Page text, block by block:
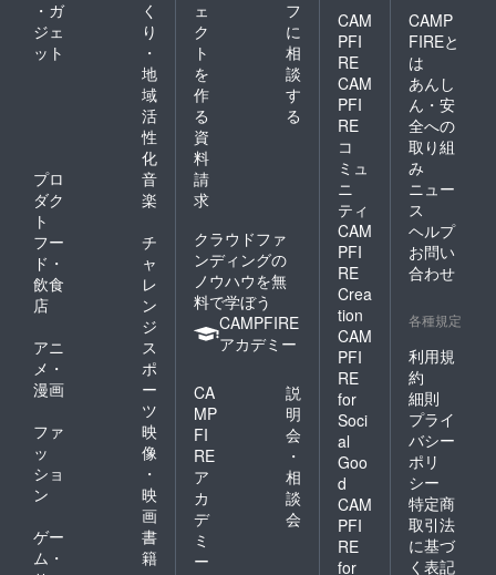
入り）
用紙に
は、全
てマイ
クロミ
シン加
工が施
されて
おり簡
単に切
り取る
ことが
できま
す。 ・
Refill：
枚（１
枚目の
み柄が
入り）※
色は、
何が届
くかお
楽しみ
です。
・Neck
strap ４
つ打ち
レザー
コー
ド、合
stick（
本体）
サイ
ズ：縦
118mm
40mm
厚さ
12mm
バー：
本牛革
（日本
産） 中
枚（１
み柄が
入り）
用紙に
は、全
てマイ
クロミ
シン加
工が施
されて
おり簡
単に切
り取る
き兼留
め具付
き すべ
て日本
製で
す。
注）返
礼品
ノート
は、天
然素材
を用い
て１点
ずつ製
作して
おりま
画像と
場合が
ござい
ます。
ご了承
くださ
い。
パッ
ケージ
シャツ
の胸ポ
ケット
風。知
多木綿
（愛知
県知多
市の特
産品）
の袋に
入って
いま
す。 返
の中用
在庫状
況によ
り変更
します
ことを
ご了承
くださ
い。 程
よい滑
らかさ
の「OK
フール
ス紙」
とより
変化が
楽しめ
るデニ
ム生地
と言わ
れてい
ます。
はき慣
れた
ジーン
ズのよ
うにエ
イジン
グをお
楽しみ
い。 ◆
ケージ
シャツ
の胸ポ
ケット
シャン
ブレー
生地
（岡山
県産）
の袋に
入って
・ガ
ジェ
ット
く
り
・
地
域
活
性
化
プロ
ダク
ト
音
楽
フー
ド・
飲食
店
チ
ャ
レ
ン
ジ
アニ
メ・
漫画
ス
ポ
ー
ツ
ファ
ッ
ショ
ン
映
像
・
映
画
ゲー
ム・
書
籍
ェ
ク
ト
を
作
る
フ
に
相
談
す
る
資
料
請
求
クラウドファ
ンディングの
ノウハウを無
料で学ぼう
CAMPFIRE
アカデミー
CA
MP
FI
RE
ア
カ
デ
ミ
ー
説
明
会
・
相
談
会
CAM
PFI
RE
CAM
PFI
RE
コ
ミュ
ニ
ティ
CAM
PFI
RE
Crea
tion
CAM
PFI
RE
for
Soci
al
Goo
d
CAM
PFI
RE
for
CAMP
FIREと
は
あんし
ん・安
全への
取り組
み
ニュー
ス
ヘルプ
お問い
合わせ
各種規定
利用規
約
細則
プライ
バシー
ポリ
シー
特定商
取引法
に基づ
く表記